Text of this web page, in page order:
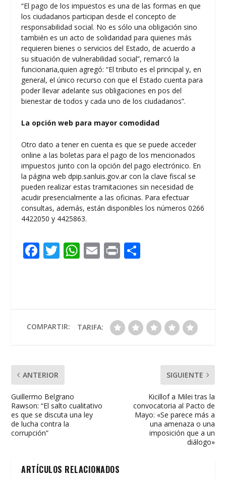
“El pago de los impuestos es una de las formas en que
los ciudadanos participan desde el concepto de
responsabilidad social. No es sólo una obligación sino
también es un acto de solidaridad para quienes más
requieren bienes o servicios del Estado, de acuerdo a
su situación de vulnerabilidad social”, remarcó la
funcionaria,quien agregó: “El tributo es el principal y, en
general, el único recurso con que el Estado cuenta para
poder llevar adelante sus obligaciones en pos del
bienestar de todos y cada uno de los ciudadanos”.
La opción web para mayor comodidad
Otro dato a tener en cuenta es que se puede acceder
online a las boletas para el pago de los mencionados
impuestos junto con la opción del pago electrónico. En
la página webdpip.sanluis.gov.ar con la clave fiscal se
pueden realizar estas tramitaciones sin necesidad de
acudir presencialmente a las oficinas. Para efectuar
consultas, además, están disponibles los números 0266
4422050 y 4425863.
F
o
o
T W
A
p
E Pr
ar
ti
COMPARTIR: TARIFA:
ANTERIOR
Guillermo Belgrano
Rawson: “El salto cualitativo
es que se discuta una ley
de lucha contra la
corrupción”
SIGUIENTE
Kicillof a Milei tras la
convocatoria al Pacto de
Mayo: «Se parece más a
una amenaza o una
imposición que a un
diálogo»
ARTÍCULOS RELACIONADOS